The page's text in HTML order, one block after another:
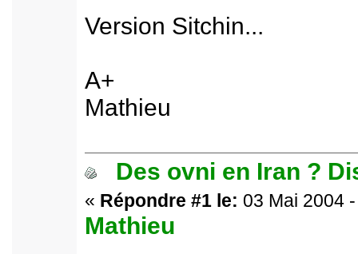
Version Sitchin...
A+
Mathieu
Des ovni en Iran ?
« Répondre #1 le: 03 Mai 2004
Mathieu